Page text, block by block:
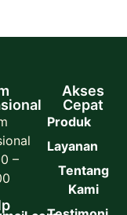
–
Akses
Cepat
Produk
Layanan
Tentang
Kami